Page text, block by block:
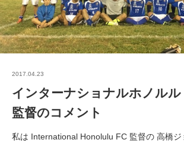
2017.04.23
インターナショナルホノルル
監督のコメント
私は International Honolulu FC 監督の 高橋ジ